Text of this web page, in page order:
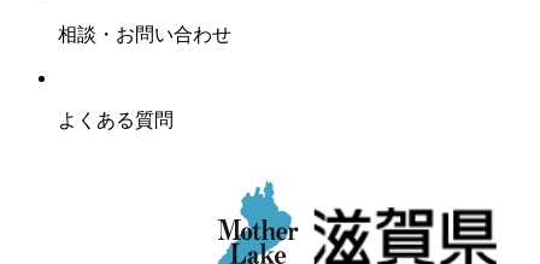
相談・お問い合わせ
よくある質問